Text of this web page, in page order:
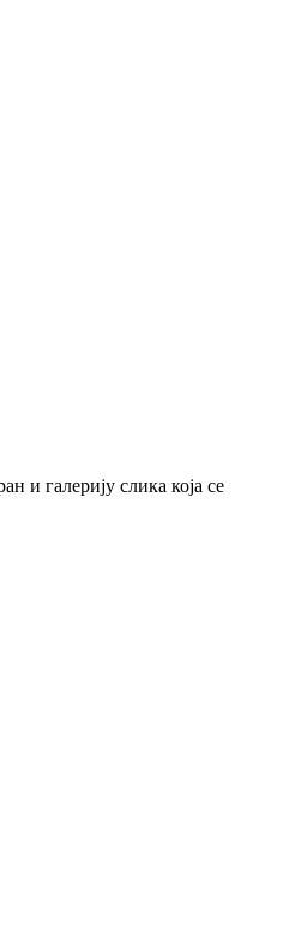
и галерију слика која се